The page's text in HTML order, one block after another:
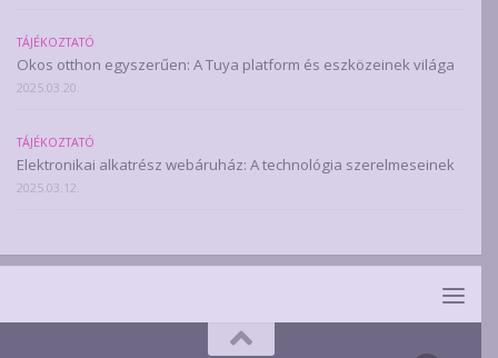
TÁJÉKOZTATÓ
Okos otthon egyszerűen: A Tuya platform és eszközeinek világa
2025.03.20.
TÁJÉKOZTATÓ
Elektronikai alkatrész webáruház: A technológia szerelmeseinek
2025.03.12.